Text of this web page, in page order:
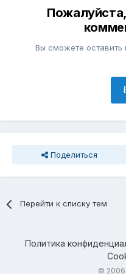
Вы сможете оставить
Поделиться
Перейти к списку тем
Политика
©